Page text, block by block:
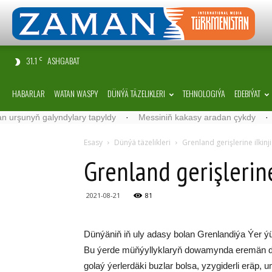
31.1 C ASHGABAT
HABARLAR WATAN WASPY DÜNÝÄ TÄZELIKLERI TEHNOLOGIÝA EDEBIÝAT
galyndylary tapyldy · Messiniň kakasy aradan çykdy ·
Esasy Dünýä täzelikleri Grenland gerişlerine
Grenland
2021-08-21 81
Dünýäniň iň uly adasy bolan Grenlandiýa Ýer
Bu ýerde müňýyllyklaryň dowamynda eremän
golaý ýerlerdäki buzlar bolsa, yzygiderli eräp,